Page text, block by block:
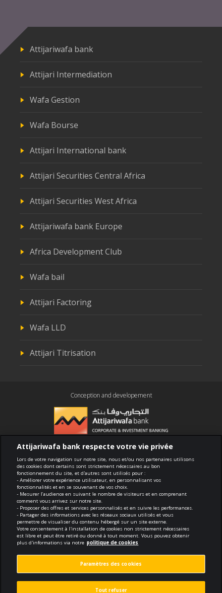
Attijariwafa bank
Attijari Intermediation
Wafa Gestion
Wafa Bourse
Attijari International bank
Attijari Securities Central Africa
Attijari Securities West Africa
Attijariwafa bank Europe
Africa Development Club
Wafa bail
Attijari Factoring
Wafa LLD
Attijari Titrisation
Conception and developement
Compliance
Terms of use
Security and confidentiality
Politique de cookies
Protection des données personnelles
© 2026 Tous droits réservés
Attijariwafa bank respecte votre vie privée
Lors de votre navigation sur notre site, nous et/ou nos partenaires utilisons
des cookies dont certains sont strictement nécessaires au bon
fonctionnement du site, et d'autres sont utilisés pour :
- Améliorer votre expérience utilisateur, en personnalisant vos
fonctionnalités et en se souvenant de vos choix.
- Mesurer l’audience en suivant le nombre de visiteurs et en comprenant
comment vous arrivez sur notre site.
- Proposer des offres et services personnalisés et en suivre les performances.
- Partager des informations avec les réseaux sociaux utilisés et vous
permettre de visualiser du contenu hébergé sur un site externe.
Votre consentement à l'installation de cookies non strictement nécessaires
est libre et peut être retiré ou donné à tout moment. Vous pouvez obtenir
plus d'informations via notre politique de cookies
Paramètres des cookies
Tout refuser